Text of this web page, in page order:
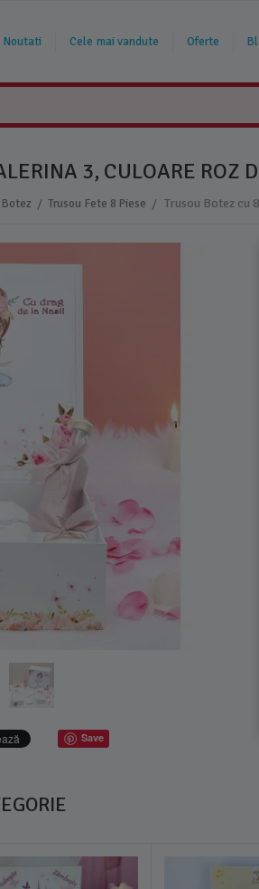
Noutati Cele mai vandute Oferte
3, CULOARE ROZ
Botez / Trusou Fete 8 Piese /
Save